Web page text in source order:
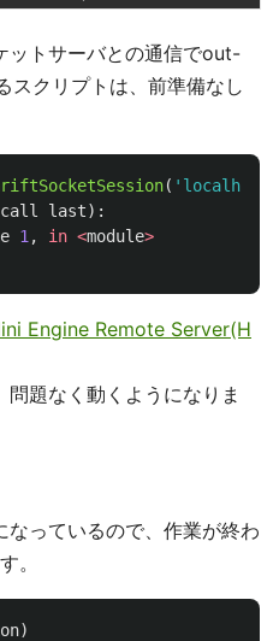
ットサーバとの通信でout-
クリプトは、前準備なし
( ' localhost
call last):
1 , in <module>
Engine Remote Server(H
題なく動くようになりま
っているので、作業が終わ
。
)